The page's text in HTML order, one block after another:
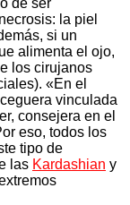
la piel
si un
alimenta el ojo,
los cirujanos
«En el
vinculada
consejera en el
eso, todos los
tipo de
las Kardashian y